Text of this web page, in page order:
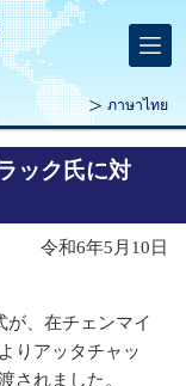
ภาษาไทย
ック氏に対
令和6年5月10日
、在チェンマイ
りアッタチャッ
されました。